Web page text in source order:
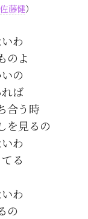
佐藤健）
わ
のよ
の
ば
合う時
を見るの
わ
る
わ
の